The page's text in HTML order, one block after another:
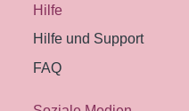
Hilfe
Hilfe und Support
FAQ